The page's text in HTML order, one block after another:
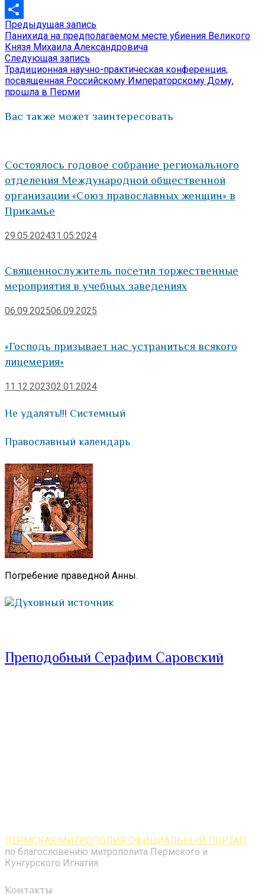
VK
Отправить
Навигация
по
записям
Предыдущая запись
запись:
Панихида на предполагаемом месте убиения Великого
Князя Михаила Александровича
Следующая запись
запись:
Традиционная научно-практическая конференция,
посвященная Российскому Императорскому Дому,
прошла в Перми
Вас также может заинтересовать
Состоялось годовое собрание регионального
отделения Международной общественной
организации «Союз православных женщин» в
Прикамье
29.05.202431.05.2024
Священнослужитель посетил торжественные
мероприятия в учебных заведениях
06.09.202506.09.2025
«Господь призывает нас устраниться всякого
лицемерия»
11.12.202302.01.2024
Не удалять!!! Системный
Православный календарь
Погребение праведной Анны.
Духовный источник
Преподобный Серафим Саровский
ПЕРМСКАЯ МИТРОПОЛИЯ ОФИЦИАЛЬНЫЙ ПОРТАЛ
по благословению митрополита Пермского и
Кунгурского Игнатия
Контакты